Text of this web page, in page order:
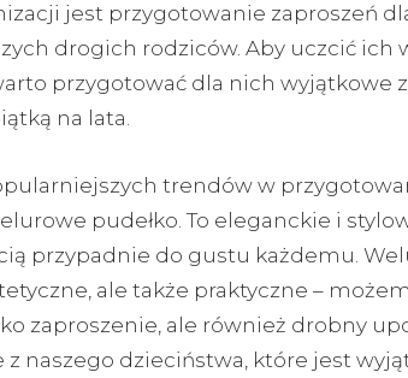
jest przygotowanie zaproszeń
drogich rodziców. Aby uczcić ich
przygotować dla nich wyjątkowe
na lata.
trendów w
pudełko. To eleganckie i
przypadnie do gustu każdemu.
ale także praktyczne –
zaproszenie, ale również drobny
z naszego dzieciństwa, które jest